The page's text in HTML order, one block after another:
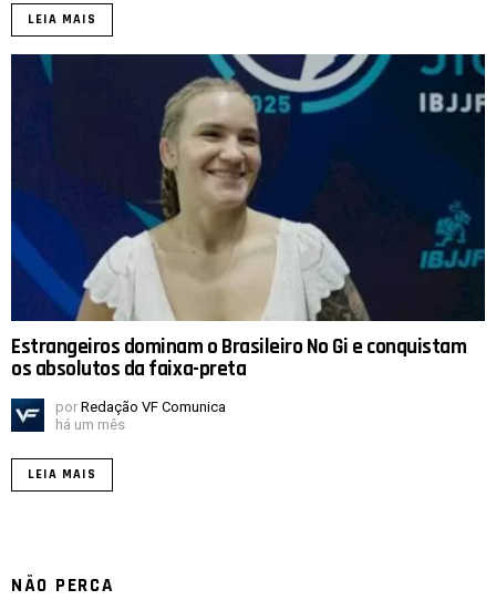
LEIA MAIS
Estrangeiros dominam o Brasileiro No Gi e conquistam
os absolutos da faixa-preta
por Redação VF Comunica
há um mês
LEIA MAIS
NÃO PERCA